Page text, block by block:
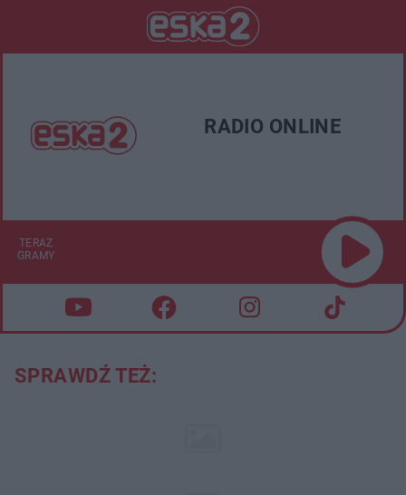
RADIO ONLINE
TERAZ
GRAMY
SPRAWDŹ TEŻ: